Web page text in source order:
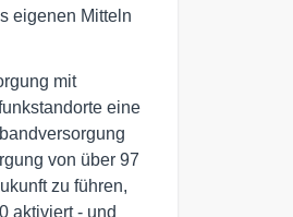
eigenen Mitteln
mit
eine
von über 97
zu führen,
aktiviert - und